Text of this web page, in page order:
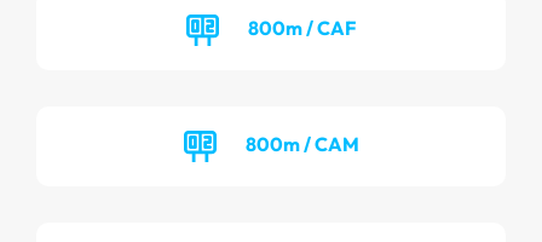
800m / CAF
800m / CAM